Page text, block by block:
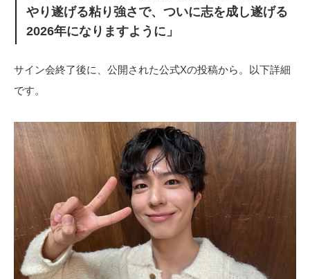
やり遂げる粘り強さで、ついに志を成し遂げる
2026年になりますように」
サイン会終了後に、公開された公式Xの投稿から。以下詳細
です。